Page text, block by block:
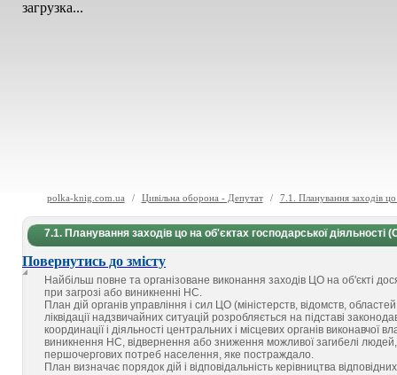
загрузка...
polka-knig.com.ua / Цивільна оборона - Депутат / 7.1. Планування заходів
7.1. Планування заходів цо на об'єктах господарської
Повернутись до змісту
Найбільш повне та організоване виконання заходів ЦО на об'єкті
при загрозі або виникненні НС.
План дій органів управління і сил ЦО (міністерств, відомств,
ліквідації надзвичайних ситуацій розробляється на підставі
координації і діяльності центральних і місцевих органів
виникнення НС, відвернення або зниження можливої загибелі людей,
першочергових потреб населення, яке постраждало.
План визначає порядок дій і відповідальність керівництва